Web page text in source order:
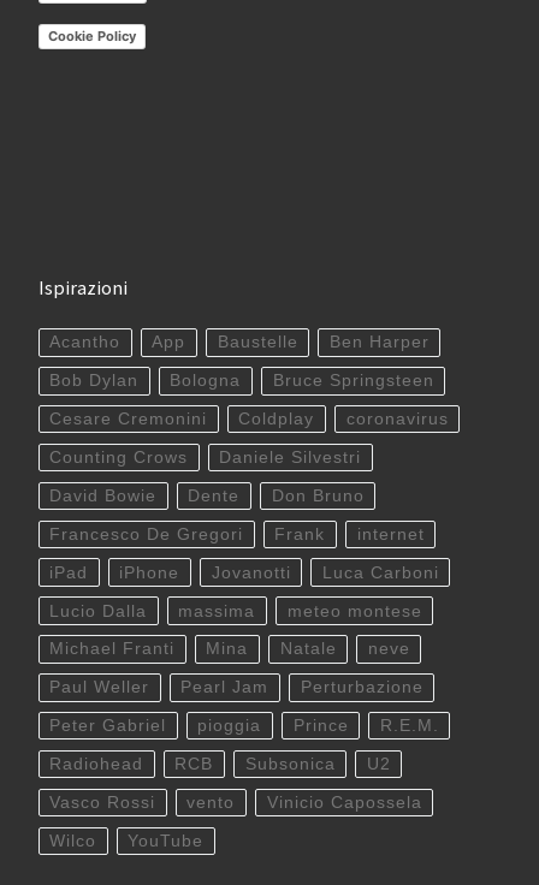
Cookie Policy
Ispirazioni
Acantho App Baustelle Ben Harper
Bob Dylan Bologna Bruce Springsteen
Cesare Cremonini Coldplay coronavirus
Counting Crows Daniele Silvestri
David Bowie Dente Don Bruno
Francesco De Gregori Frank internet
iPad iPhone Jovanotti Luca Carboni
Lucio Dalla massima meteo montese
Michael Franti Mina Natale neve
Paul Weller Pearl Jam Perturbazione
Peter Gabriel pioggia Prince R.E.M.
Radiohead RCB Subsonica U2
Vasco Rossi vento Vinicio Capossela
Wilco YouTube